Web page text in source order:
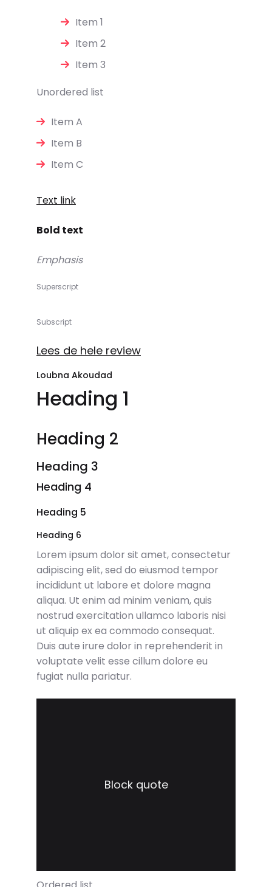
Item 1
Item 2
Item 3
Unordered list
Item A
Item B
Item C
Text link
Bold text
Emphasis
Superscript
Subscript
Lees de hele review
Loubna Akoudad
Heading 1
Heading 2
Heading 3
Heading 4
Heading 5
Heading 6
Lorem ipsum dolor sit amet, consectetur
adipiscing elit, sed do eiusmod tempor
incididunt ut labore et dolore magna
aliqua. Ut enim ad minim veniam, quis
nostrud exercitation ullamco laboris nisi
ut aliquip ex ea commodo consequat.
Duis aute irure dolor in reprehenderit in
voluptate velit esse cillum dolore eu
fugiat nulla pariatur.
Block quote